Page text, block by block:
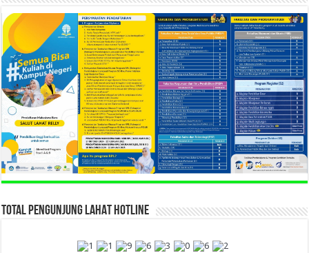
TOTAL PENGUNJUNG LAHAT HOTLINE